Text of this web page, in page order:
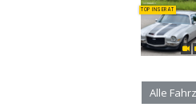
TOP INSERAT
Alle